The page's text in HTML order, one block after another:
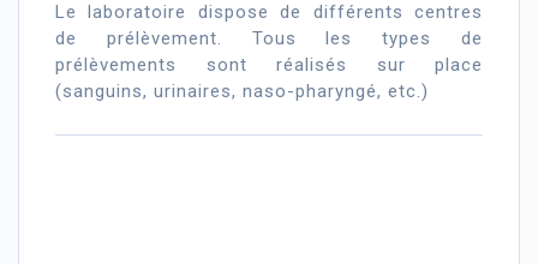
Le laboratoire dispose de différents centres
de prélèvement. Tous les types de
prélèvements sont réalisés sur place
(sanguins, urinaires, naso-pharyngé, etc.)